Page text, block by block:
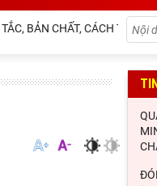
BẢN CHẤT, CÁCH THỨC